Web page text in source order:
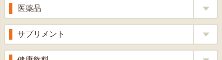
補酵素のちから
くろ酢
りんご酢
医薬品
風邪薬
胃腸薬
サプリメント
ウコン